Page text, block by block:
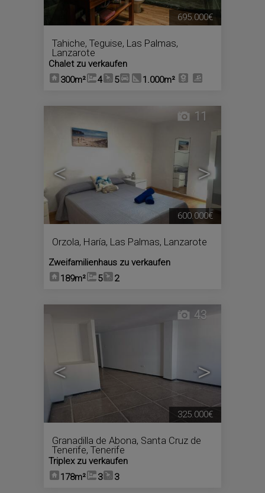
Tahiche, Teguise, Las Palmas,
Lanzarote
Chalet zu verkaufen
300m²
4 5 1.000m²
695.000€
< >
11
Orzola, Haría, Las Palmas, Lanzarote
Zweifamilienhaus zu verkaufen
189m²
5 2
600.000€
< >
43
Granadilla de Abona, Santa Cruz de
Tenerife, Tenerife
Triplex zu verkaufen
178m²
3 3
325.000€